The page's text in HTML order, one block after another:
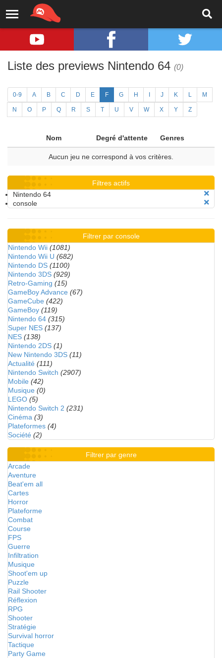
Liste des previews Nintendo 64 (0)
0-9 A B C D E F G H J K L M
N O P Q R S T U V W X Y Z
Nom Degré d'attente Genres
Aucun jeu ne correspond à vos critères.
Filtres actifs
Nintendo 64
console
Filtrer par console
Nintendo Wii (1081)
Nintendo Wii U (682)
Nintendo DS (1100)
Nintendo 3DS (929)
Retro-Gaming (15)
GameBoy Advance (67)
GameCube (422)
GameBoy (119)
Nintendo 64 (315)
Super NES (137)
NES (138)
Nintendo 2DS (1)
New Nintendo 3DS (11)
Actualité (111)
Nintendo Switch (2907)
Mobile (42)
Musique (0)
LEGO (5)
Nintendo Switch 2 (231)
Cinéma (3)
Plateformes (4)
Société (2)
Filtrer par genre
Arcade
Aventure
Beat'em all
Cartes
Horror
Plateforme
Combat
Course
FPS
Guerre
Infiltration
Musique
Shoot'em up
Puzzle
Rail Shooter
Réflexion
RPG
Shooter
Stratégie
Survival horror
Tactique
Party Game